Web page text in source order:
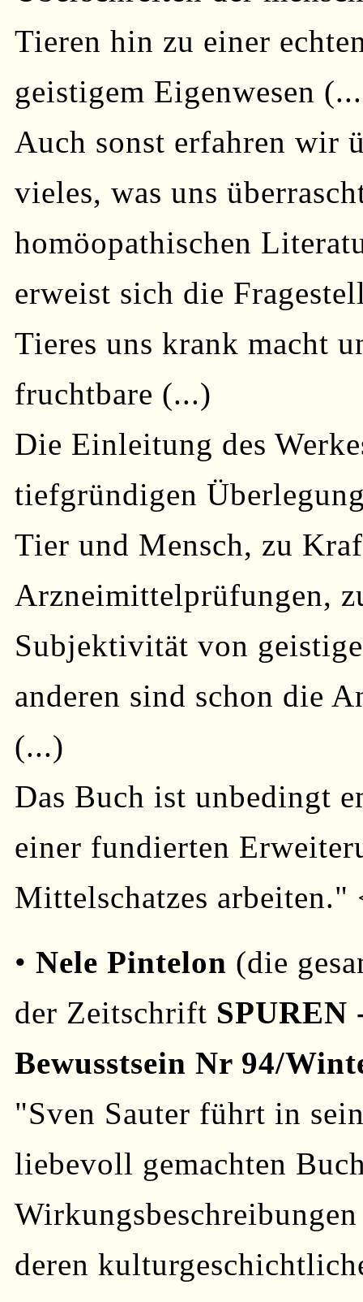
Tieren hin zu einer
geistigem Eigenwesen
Auch sonst erfahren wir
vieles, was uns
homöopathischen
erweist sich die
Tieres uns krank macht
fruchtbare (...)
Die Einleitung des
tiefgründigen
Tier und Mensch, zu
Arzneimittelprüfungen,
Subjektivität von
anderen sind schon die
(...)
Das Buch ist unbedingt
einer fundierten
Mittelschatzes arbeiten."
• Nele Pintelon (die
der Zeitschrift SPUREN
Bewusstsein Nr 94/
"Sven Sauter führt in
liebevoll gemachten
deren